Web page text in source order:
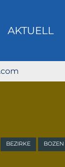
AKTUELL
BEZIRKE BOZEN